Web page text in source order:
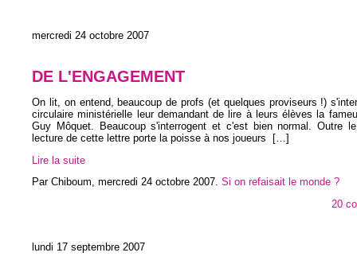
mercredi 24 octobre 2007
DE L'ENGAGEMENT
On lit, on entend, beaucoup de profs (et quelques proviseurs !)
circulaire ministérielle leur demandant de lire à leurs élèves la
Guy Môquet. Beaucoup s'interrogent et c'est bien normal. Outre
lecture de cette lettre porte la poisse à nos joueurs
[…]
Lire la suite
Par Chiboum, mercredi 24 octobre 2007. Si on refaisait le monde ?
20
lundi 17 septembre 2007